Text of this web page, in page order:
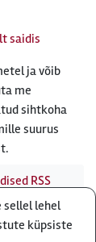
saidis
ja võib
me
sihtkoha
suurus
RSS
saidist
Eesti - e-
sellel lehel
küpsiste